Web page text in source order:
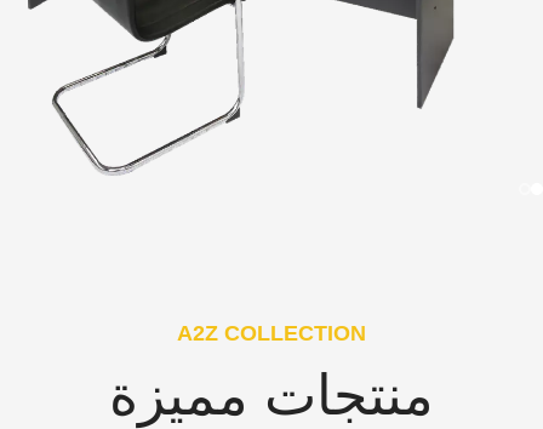
A2Z COLLECTION
منتجات مميزة